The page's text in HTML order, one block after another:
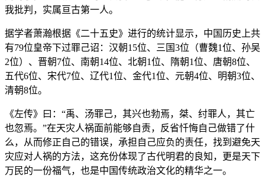
我批判，实属亘古第一人。
据学者萧瀚根据《二十五史》进行的统计显示，中国历史上共
有79位皇帝下过罪己诏：汉朝15位、三国3位（曹魏1位、孙吴
2位）、晋朝7位、南朝14位、北朝1位、隋朝1位、唐朝8位、
五代6位、宋代7位、辽代1位、金代1位、元朝4位、明朝3位、
清朝8位。
《左传》曰：“禹、汤罪己，其兴也勃焉，桀、纣罪人，其亡
也忽焉。”在天灾人祸面前能够自责，反省忏悔自己做错了什
么，从而修正自己的错误，承担自己应负的责任，找到避免天
灾应对人祸的方法，这充份体现了古代明君的良知，更是天下
万民的一份福气，也是中国传统政治文化的精华之一。